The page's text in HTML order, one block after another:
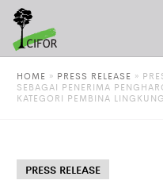
HOME » PRESS RELEASE »
SEBAGAI PENERIMA
KATEGORI PEMBINA
PRESS RELEASE